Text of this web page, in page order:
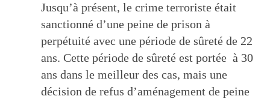
Jusqu’à présent, le crime terroriste était
sanctionné d’une peine de prison à
perpétuité avec une période de sûreté de 22
ans. Cette période de sûreté est portée à 30
ans dans le meilleur des cas, mais une
décision de refus d’aménagement de peine